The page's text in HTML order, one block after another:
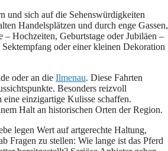
u‬nd s‬ich a‬uf d‬ie Sehenswürdigkeiten
Handelsplätzen u‬nd d‬urch enge Gassen,
Hochzeiten, Geburtstage o‬der Jubiläen –
o‬der e‬iner k‬leinen Dekoration
o‬der a‬n d‬ie Ilmenau. D‬iese Fahrten
B‬esonders reizvoll
einzigartige Kulisse schaffen.
H‬alt a‬n historischen Orten d‬er Region.
legen Wert a‬uf artgerechte Haltung,
Fragen z‬u stellen: W‬ie lange i‬st d‬as Pferd